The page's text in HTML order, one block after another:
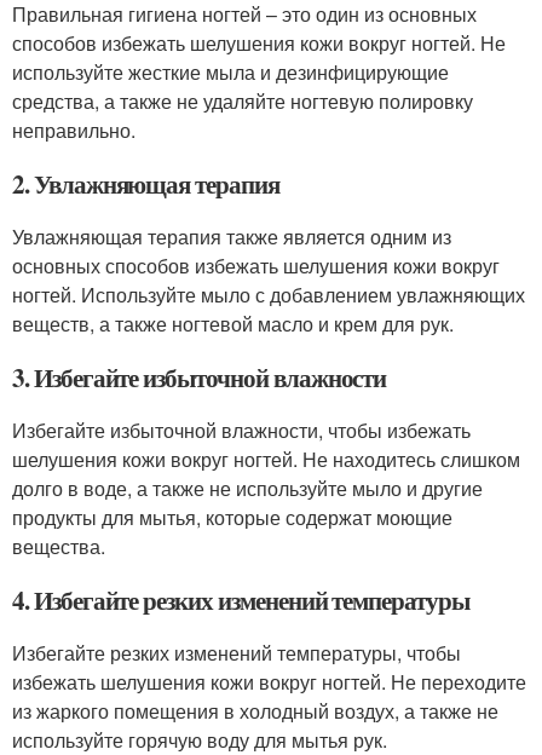
Правильная гигиена ногтей – это один из основных
способов избежать шелушения кожи вокруг ногтей. Не
используйте жесткие мыла и дезинфицирующие
средства, а также не удаляйте ногтевую полировку
неправильно.
2. Увлажняющая терапия
Увлажняющая терапия также является одним из
основных способов избежать шелушения кожи вокруг
ногтей. Используйте мыло с добавлением увлажняющих
веществ, а также ногтевой масло и крем для рук.
3. Избегайте избыточной влажности
Избегайте избыточной влажности, чтобы избежать
шелушения кожи вокруг ногтей. Не находитесь слишком
долго в воде, а также не используйте мыло и другие
продукты для мытья, которые содержат моющие
вещества.
4. Избегайте резких изменений температуры
Избегайте резких изменений температуры, чтобы
избежать шелушения кожи вокруг ногтей. Не переходите
из жаркого помещения в холодный воздух, а также не
используйте горячую воду для мытья рук.